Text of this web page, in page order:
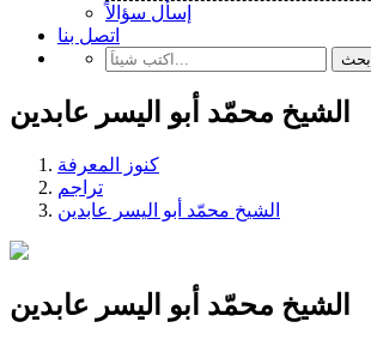
إسأل سؤالاً
اتصل بنا
بحث
الشيخ محمّد أبو اليسر عابدين
كنوز المعرفة
تراجم
الشيخ محمّد أبو اليسر عابدين
الشيخ محمّد أبو اليسر عابدين